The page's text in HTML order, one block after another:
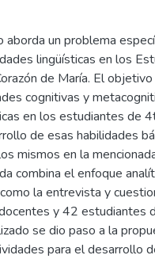
un problema
lingüísticas en los
de María. El
cognitivas y
en los estudiantes de
de esas habilidades
mismos en la
combina el enfoque
la entrevista y
y 42 estudiantes
se dio paso a la
para el desarrollo